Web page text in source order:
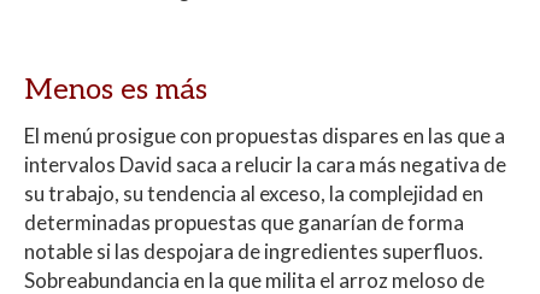
Menos es más
El menú prosigue con propuestas dispares en las que a
intervalos David saca a relucir la cara más negativa de
su trabajo, su tendencia al exceso, la complejidad en
determinadas propuestas que ganarían de forma
notable si las despojara de ingredientes superfluos.
Sobreabundancia en la que milita el arroz meloso de